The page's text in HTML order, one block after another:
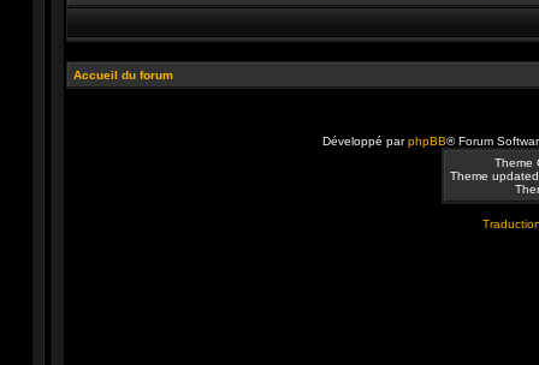
Accueil du forum
Développé parphpBB® Forum
Theme
Theme